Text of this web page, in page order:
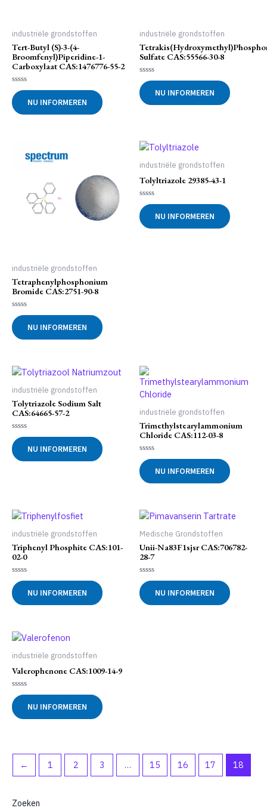
Zoeken
industriële grondstoffen
Tert-Butyl (S)-3-(4-
Broomfenyl)piperidine-1-
Carboxylaat CAS:1476776-55-2
Gewaardeerd
0
uit
5
NU INFORMEREN
industriële grondstoffen
Sulfate CAS:55566-30-8
Gewaardeerd
0
uit
5
NU INFORMEREN
industriële grondstoffen
Tetraphenylphosphonium
Bromide CAS:2751-90-8
Gewaardeerd
0
uit
5
NU INFORMEREN
industriële grondstoffen
Tolyltriazole 29385-43-1
Gewaardeerd
0
uit
5
NU INFORMEREN
industriële grondstoffen
Tolytriazole Sodium Salt
CAS:64665-57-2
Gewaardeerd
0
uit
5
NU INFORMEREN
industriële grondstoffen
Trimethylstearylammonium
Chloride CAS:112-03-8
Gewaardeerd
0
uit
5
NU INFORMEREN
industriële grondstoffen
Triphenyl Phosphite CAS:101-
02-0
Gewaardeerd
0
uit
5
NU INFORMEREN
Medische Grondstoffen
Unii-Na83F1sjsr CAS:706782-
28-7
Gewaardeerd
0
uit
5
NU INFORMEREN
industriële grondstoffen
Valerophenone CAS:1009-14-9
Gewaardeerd
0
uit
5
NU INFORMEREN
← 1 2 3 … 15 16 17 18